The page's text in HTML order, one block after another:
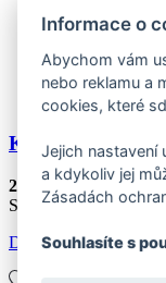
Kartonová
21,78 Kč
Skladem
Detail
Informace o
Abychom vám
nebo reklamu a
cookies, které
Jejich nastavení
a kdykoliv jej
Zásadách
Souhlasíte s